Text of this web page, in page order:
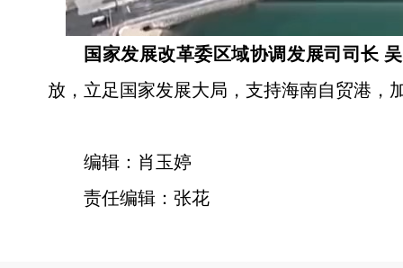
国家发展改革委区域协调发展司司长
放，立足国家发展大局，支持海南自贸港，
编辑：肖玉婷
责任编辑：张花